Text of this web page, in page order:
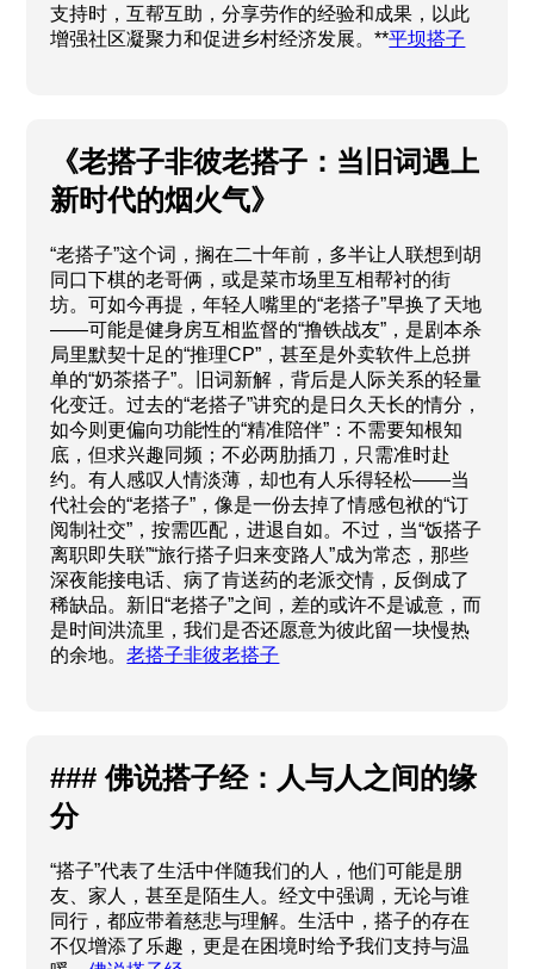
支持时，互帮互助，分享劳作的经验和成果，以此
增强社区凝聚力和促进乡村经济发展。**平坝搭子
《老搭子非彼老搭子：当旧词遇上
新时代的烟火气》
“老搭子”这个词，搁在二十年前，多半让人联想到胡
同口下棋的老哥俩，或是菜市场里互相帮衬的街
坊。可如今再提，年轻人嘴里的“老搭子”早换了天地
——可能是健身房互相监督的“撸铁战友”，是剧本杀
局里默契十足的“推理CP”，甚至是外卖软件上总拼
单的“奶茶搭子”。旧词新解，背后是人际关系的轻量
化变迁。过去的“老搭子”讲究的是日久天长的情分，
如今则更偏向功能性的“精准陪伴”：不需要知根知
底，但求兴趣同频；不必两肋插刀，只需准时赴
约。有人感叹人情淡薄，却也有人乐得轻松——当
代社会的“老搭子”，像是一份去掉了情感包袱的“订
阅制社交”，按需匹配，进退自如。不过，当“饭搭子
离职即失联”“旅行搭子归来变路人”成为常态，那些
深夜能接电话、病了肯送药的老派交情，反倒成了
稀缺品。新旧“老搭子”之间，差的或许不是诚意，而
是时间洪流里，我们是否还愿意为彼此留一块慢热
的余地。老搭子非彼老搭子
### 佛说搭子经：人与人之间的缘
分
“搭子”代表了生活中伴随我们的人，他们可能是朋
友、家人，甚至是陌生人。经文中强调，无论与谁
同行，都应带着慈悲与理解。生活中，搭子的存在
不仅增添了乐趣，更是在困境时给予我们支持与温